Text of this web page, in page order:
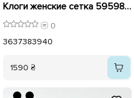
Клоги женские сетка 595983 Черные
0
3637383940
1590 ₴